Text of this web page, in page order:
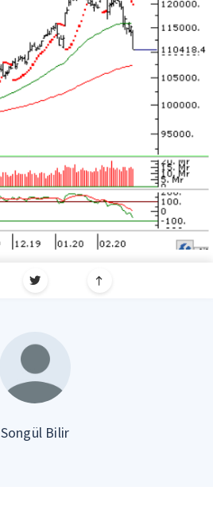
Songül Bilir